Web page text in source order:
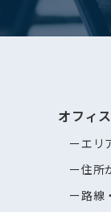
オフィ
エリ
住所
路線